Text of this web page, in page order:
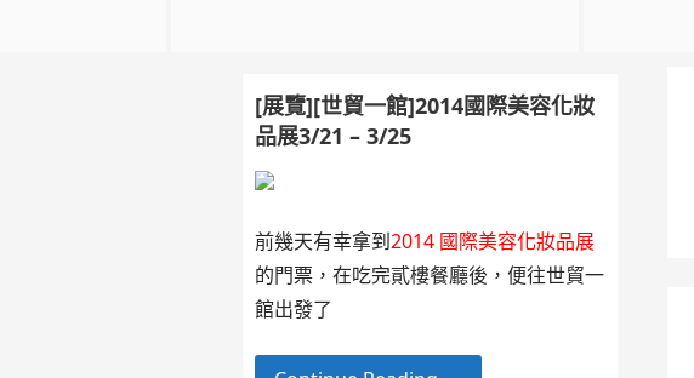
[展覽][世貿一館]2014國際美容化妝
品展3/21 – 3/25
前幾天有幸拿到2014 國際美容化妝品展
的門票，在吃完貳樓餐廳後，便往世貿一
館出發了